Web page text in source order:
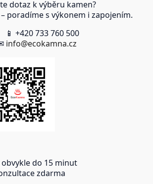
dotaz k výběru kamen?
poradíme s výkonem i zapojením.
📱 +420 733 760 500
info@ecokamna.cz
do 15 minut
zdarma